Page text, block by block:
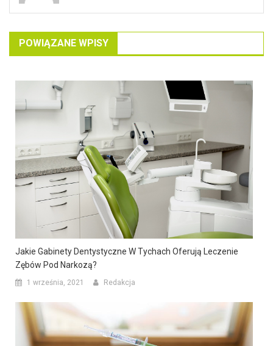
POWIĄZANE WPISY
Jakie Gabinety Dentystyczne W Tychach Oferują Leczenie
Zębów Pod Narkozą?
1 września, 2021 Redakcja